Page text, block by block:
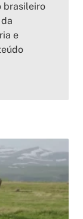
brasileiro
e